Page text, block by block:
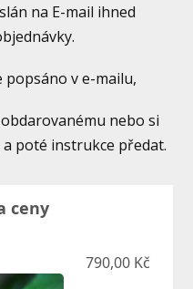
na E-mail ihned
popsáno v e-mailu,
nebo si
poté instrukce předat.
ceny
790,00 Kč